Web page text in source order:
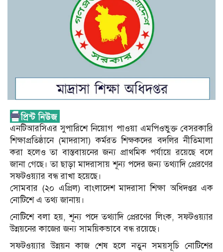
এনটিআরসিএর সুপারিশে নিয়োগ পাওয়া এমপিওভুক্ত বেসরকারি
শিক্ষাপ্রতিষ্ঠানে (মাদরাসা) কর্মরত শিক্ষকদের বদলির নীতিমালা
করা হলেও তা বাস্তবায়নের জন্য প্রাথমিক পর্যায়ে রয়েছে বলে
জানা গেছে। তা ছাড়া মাদরাসায় শূন্য পদের জন্য তথ্যাদি প্রেরণের
সফটওয়্যার বন্ধ রাখা হয়েছে।
সোমবার (২০ এপ্রিল) বাংলাদেশ মাদরাসা শিক্ষা অধিদপ্তর এক
নোটিশে এ তথ্য জানায়।
নোটিশে বলা হয়, শূন্য পদে তথ্যাদি প্রেরণের লিংক, সফটওয়্যার
উন্নয়নের কাজের জন্য সাময়িকভাবে বন্ধ রয়েছে।
সফটওয়্যার উন্নয়ন কাজ শেষ হলে নতুন সময়সূচি নোটিশের